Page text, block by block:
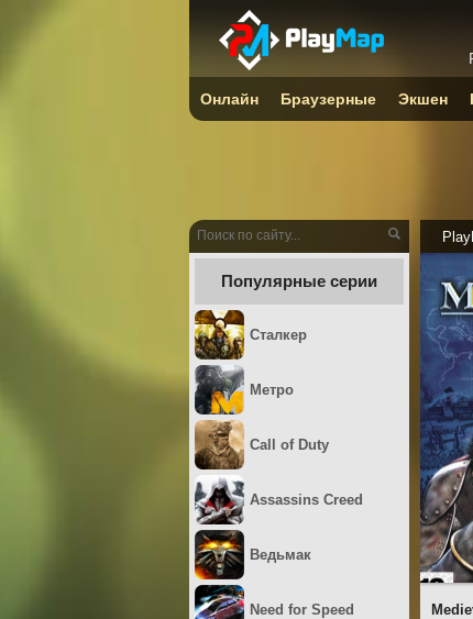
Популярные серии
Сталкер
Метро
Call of Duty
Assassins Creed
Ведьмак
Need for Speed
Онлайн Браузерные Экшен